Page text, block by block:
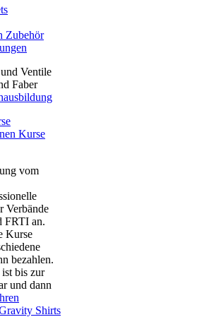
Zubehör
Ventile
Faber
Kurse
vom
Verbände
FRTI an.
Kurse
bezahlen.
bis zur
und dann
Shirts